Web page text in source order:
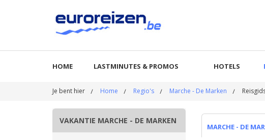
HOME LASTMINUTES & PROMOS HOTELS
Je bent hier Home Regio's Marche - De Marken
VAKANTIE MARCHE - DE MARKEN
MARCHE - DE